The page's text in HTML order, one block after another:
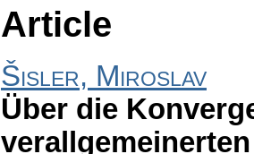
Article
Šisler, Miroslav
Über die
verallgemeinerten